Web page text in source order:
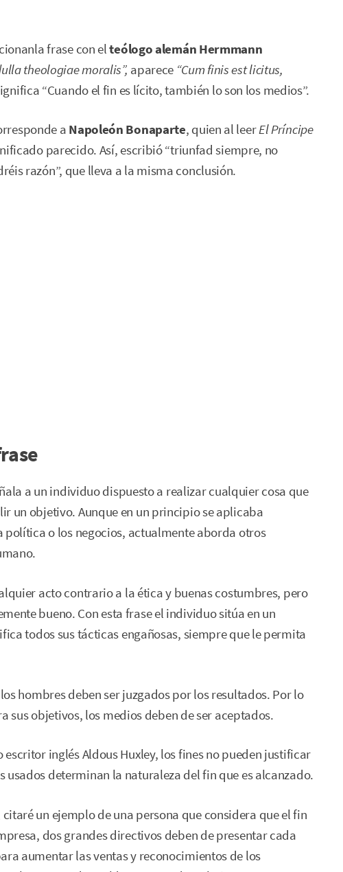
frase con elteólogo alemán Hermmann
theologiae moralis”, aparece “Cum finis est licitus,
“Cuando el fin es lícito, también lo son los medios”.
a Napoleón Bonaparte, quien al leerEl Príncipe
parecido. Así, escribió “triunfad siempre, no
razón”, que lleva a la misma conclusión.
a un individuo dispuesto a realizar cualquier cosa que
un objetivo. Aunque en un principio se aplicaba
política o los negocios, actualmente aborda otros
acto contrario a la ética y buenas costumbres, pero
bueno. Con esta frase el individuo sitúa en un
todos sus tácticas engañosas, siempre que le permita
hombres deben ser juzgados por los resultados. Por lo
sus objetivos, los medios deben de ser aceptados.
escritor inglés Aldous Huxley, los fines no pueden justificar
usados determinan la naturaleza del fin que es alcanzado.
un ejemplo de una persona que considera que el fin
dos grandes directivos deben de presentar cada
aumentar las ventas y reconocimientos de los